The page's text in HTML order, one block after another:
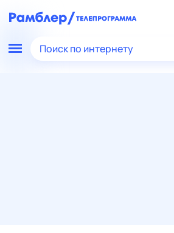
Поиск по интернету